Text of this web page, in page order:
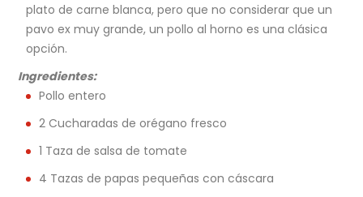
plato de carne blanca, pero que no considerar que un
pavo ex muy grande, un pollo al horno es una clásica
opción.
Ingredientes:
Pollo entero
2 Cucharadas de orégano fresco
1 Taza de salsa de tomate
4 Tazas de papas pequeñas con cáscara